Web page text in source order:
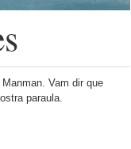
Vam dir que
paraula.